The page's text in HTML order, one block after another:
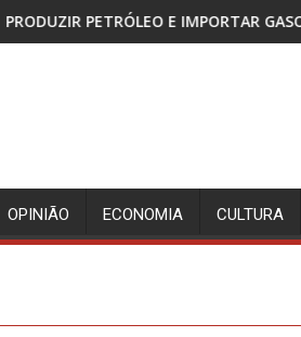
E IMPORTAR GASOLINA
OPINIÃO ECONOMIA CULTURA